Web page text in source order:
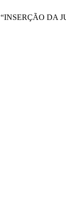
“INSERÇÃO